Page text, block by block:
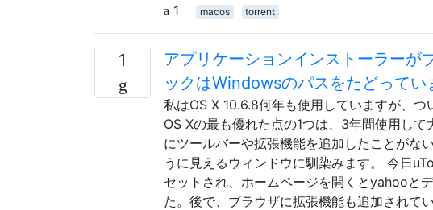
1
macos torrent
1
アプリケーションインストーラーが
ックはWindowsのパスをたどってい
私はOS X 10.6.8何年も使用していますが、
OS Xの最も優れた点の1つは、3年間使用し
にツールバーや拡張機能を追加したことがな
うに見えるウィンドウに馴染みます。 今日
セットされ、ホームページを開くとyahooと
た。後で、ブラウザに拡張機能も追加されて